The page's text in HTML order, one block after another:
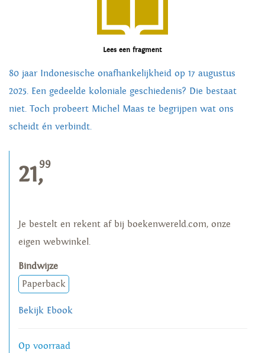
Lees een fragment
80 jaar Indonesische onafhankelijkheid op 17 augustus
2025. Een gedeelde koloniale geschiedenis? Die bestaat
niet. Toch probeert Michel Maas te begrijpen wat ons
scheidt én verbindt.
21,99
Je bestelt en rekent af bij boekenwereld.com, onze
eigen webwinkel.
Bindwijze
Paperback
Bekijk Ebook
Op voorraad